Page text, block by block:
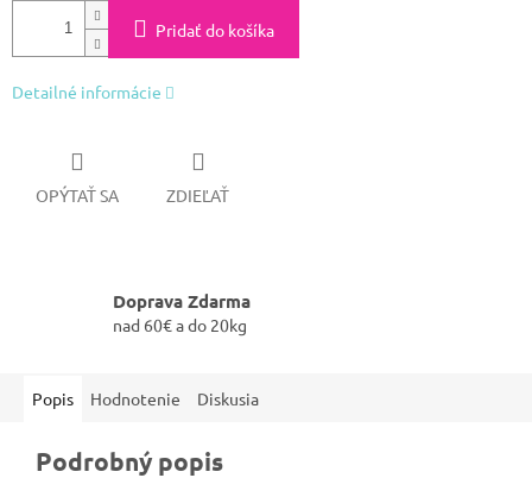
Pridať do košíka
Detailné informácie
OPÝTAŤ SA ZDIEĽAŤ
Doprava Zdarma
nad 60€ a do 20kg
Popis Hodnotenie Diskusia
Podrobný popis